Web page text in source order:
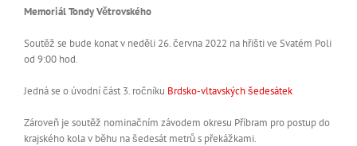
Memoriál Tondy Větrovského
Soutěž se bude konat v neděli 26. června 2022 na hřišti ve Svatém Poli
od 9:00 hod.
Jedná se o úvodní část 3. ročníku Brdsko-vltavských šedesátek
Zároveň je soutěž nominačním závodem okresu Příbram pro postup do
krajského kola v běhu na šedesát metrů s překážkami.